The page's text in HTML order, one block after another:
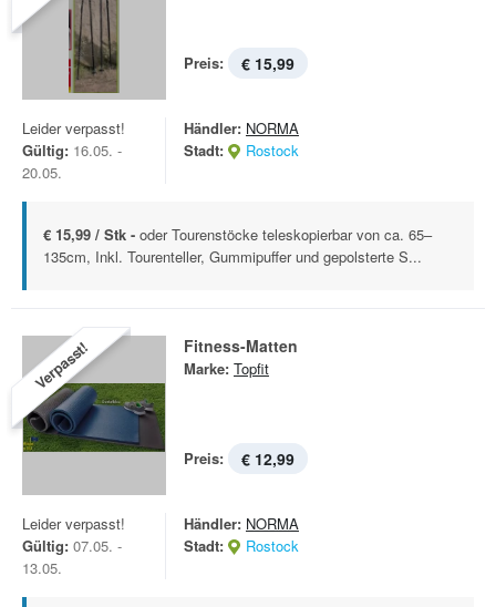
Preis: € 15,99
Leider verpasst!
Gültig: 16.05. -
20.05.
Händler: NORMA
Stadt:
Rostock
€ 15,99 / Stk - oder Tourenstöcke teleskopierbar von ca. 65–
135cm, Inkl. Tourenteller, Gummipuffer und gepolsterte S...
Verpasst! Fitness-Matten
Marke: Topfit
Preis: € 12,99
Leider verpasst!
Gültig: 07.05. -
13.05.
Händler: NORMA
Stadt:
Rostock